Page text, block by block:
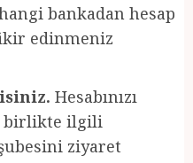
bankadan hesap
edinmeniz
Hesabınızı
birlikte ilgili
ziyaret